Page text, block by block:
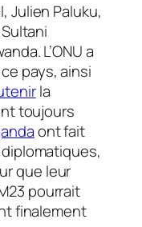
Julien Paluku,
L’ONU a
pays, ainsi
la
toujours
ont fait
que leur
pourrait
finalement